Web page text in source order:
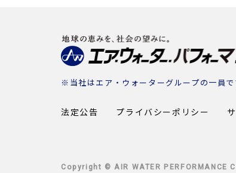
※当社はエア・ウォーターグループの一員で
法定公告 プライバシーポリシー
Copyright © AIR WATER PERFORMANCE